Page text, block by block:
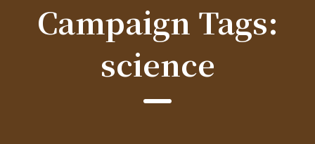
Campaign Tags:
science